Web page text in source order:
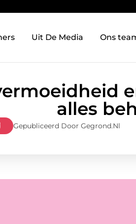
Uit De Media Ons
alles
Gepubliceerd Door Gegrond.nl